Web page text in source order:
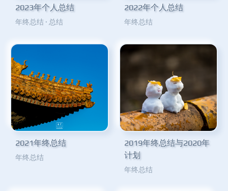
2023年个人总结
年终总结 · 总结
2022年个人总结
年终总结
2021年终总结
年终总结
2019年终总结与2020年
计划
年终总结